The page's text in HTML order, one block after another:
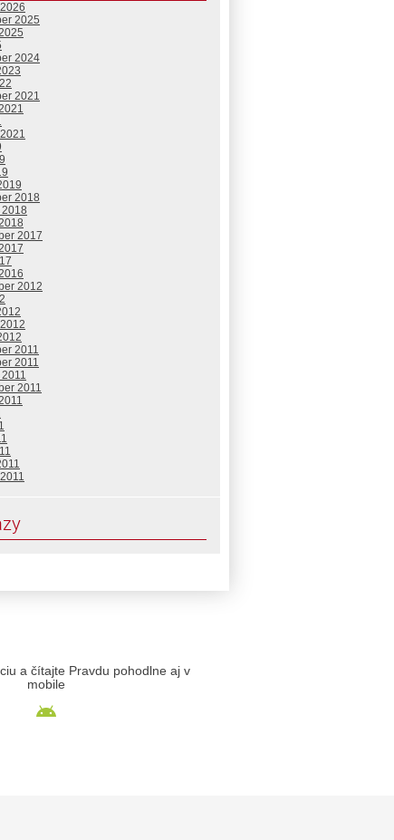
2025
2024
2021
2018
2017
2012
2011
2011
2011
a čítajte Pravdu pohodlne aj v
mobile